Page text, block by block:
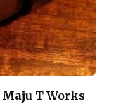
T Works